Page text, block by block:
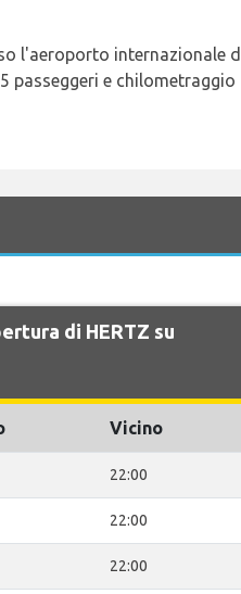
l'aeroporto internazionale
passeggeri e chilometraggio
di HERTZ su
Vicino
22:00
22:00
22:00